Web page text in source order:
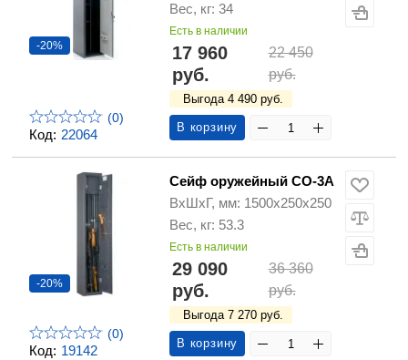
Код: 22064
-20%
(0)
Вес, кг: 34
Есть в наличии
17 960
руб.
22 450
руб.
Выгода 4 490 руб.
В корзину
Код: 19142
-20%
(0)
Сейф оружейный СО-3А
ВхШхГ, мм: 1500х250х250
Вес, кг: 53.3
Есть в наличии
29 090
руб.
36 360
руб.
Выгода 7 270 руб.
В корзину